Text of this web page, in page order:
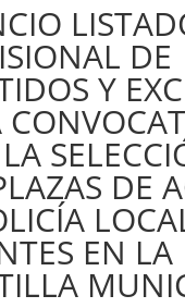
DE
Y
DE
EN LA